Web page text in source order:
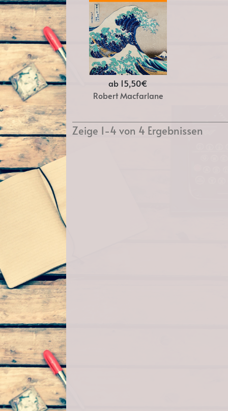
ab 15,50€
Robert Macfarlane
Zeige 1-4 von 4 Ergebnissen